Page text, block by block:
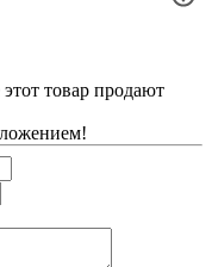
товар продают